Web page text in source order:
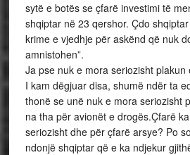
sytë e botës se çfarë investimi të
shqiptar në 23 qershor. Çdo
krime e vjedhje për askënd që nuk
amnistohen”.
Ja pse nuk e mora seriozisht plakun
I kam dëgjuar disa, shumë ndër ta
thonë se unë nuk e mora seriozisht
na tha për avionët e drogës.Çfarë
seriozisht dhe për çfarë arsye? Po
ndonjë shqiptar që e ka ndjekur